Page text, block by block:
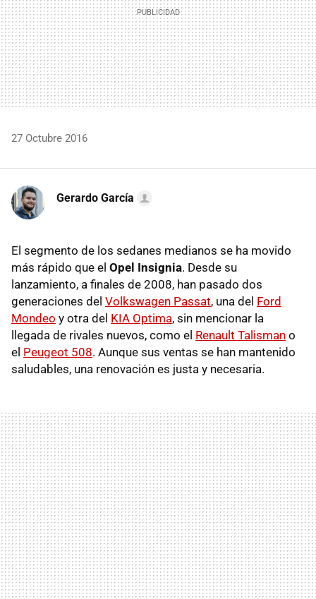
27 Octubre 2016
Gerardo García
El segmento de los sedanes medianos se ha movido
más rápido que el Opel Insignia. Desde su
lanzamiento, a finales de 2008, han pasado dos
generaciones del Volkswagen Passat, una del Ford
Mondeo y otra del KIA Optima, sin mencionar la
llegada de rivales nuevos, como el Renault Talisman o
el Peugeot 508. Aunque sus ventas se han mantenido
saludables, una renovación es justa y necesaria.